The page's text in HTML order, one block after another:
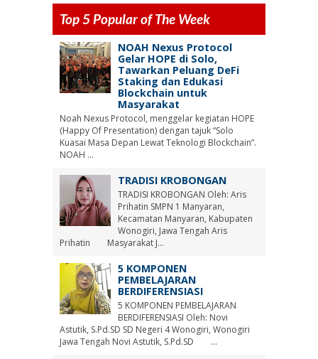
Top 5 Popular of The Week
NOAH Nexus Protocol
Gelar HOPE di Solo,
Tawarkan Peluang DeFi
Staking dan Edukasi
Blockchain untuk
Masyarakat
Noah Nexus Protocol, menggelar kegiatan HOPE
(Happy Of Presentation) dengan tajuk “Solo
Kuasai Masa Depan Lewat Teknologi Blockchain”.
NOAH ...
TRADISI KROBONGAN
TRADISI KROBONGAN Oleh: Aris
Prihatin SMPN 1 Manyaran,
Kecamatan Manyaran, Kabupaten
Wonogiri, Jawa Tengah Aris
Prihatin Masyarakat J...
5 KOMPONEN
PEMBELAJARAN
BERDIFERENSIASI
5 KOMPONEN PEMBELAJARAN
BERDIFERENSIASI Oleh: Novi
Astutik, S.Pd.SD SD Negeri 4 Wonogiri, Wonogiri
Jawa Tengah Novi Astutik, S.Pd.SD ...